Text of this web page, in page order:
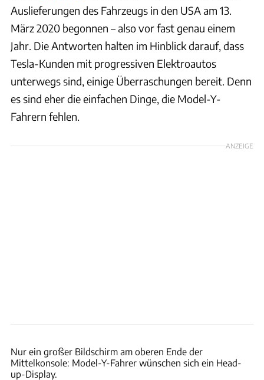
Auslieferungen des Fahrzeugs in den USA am 13.
März 2020 begonnen – also vor fast genau einem
Jahr. Die Antworten halten im Hinblick darauf, dass
Tesla-Kunden mit progressiven Elektroautos
unterwegs sind, einige Überraschungen bereit. Denn
es sind eher die einfachen Dinge, die Model-Y-
Fahrern fehlen.
ANZEIGE
Nur ein großer Bildschirm am oberen Ende der
Mittelkonsole: Model-Y-Fahrer wünschen sich ein Head-
up-Display.